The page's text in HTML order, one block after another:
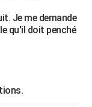
Je me demande
qu'il doit penché